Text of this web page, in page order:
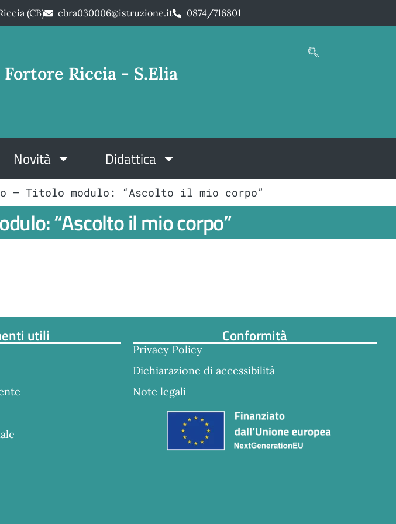
(CB) cbra030006@istruzione.it 0874/716801
Riccia - S.Elia
Novità Didattica
– Titolo modulo: “Ascolto il mio corpo”
“Ascolto il mio corpo”
utili Conformità
Privacy Policy
Dichiarazione di accessibilità
Note legali